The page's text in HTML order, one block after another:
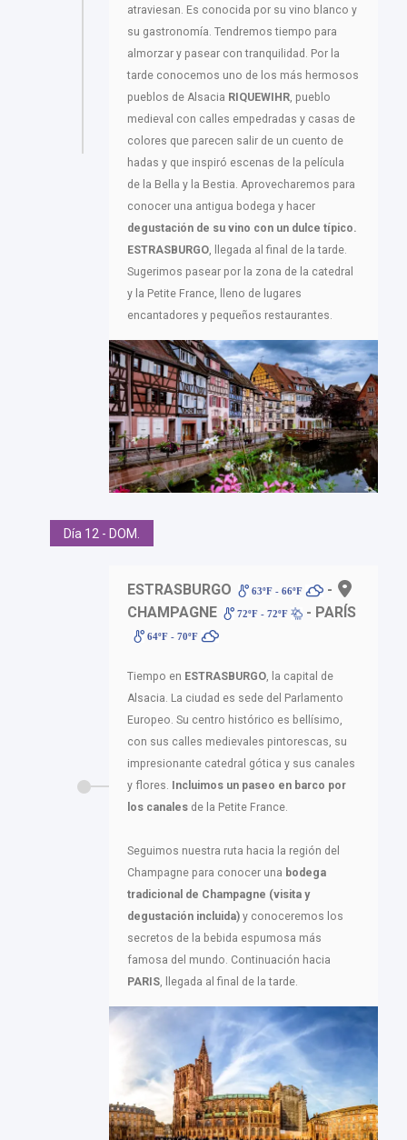
atraviesan. Es conocida por su vino blanco y
su gastronomía. Tendremos tiempo para
almorzar y pasear con tranquilidad. Por la
tarde conocemos uno de los más hermosos
pueblos de Alsacia RIQUEWIHR , pueblo
medieval con calles empedradas y casas de
colores que parecen salir de un cuento de
hadas y que inspiró escenas de la película
de la Bella y la Bestia. Aprovecharemos para
conocer una antigua bodega y hacer
degustación de su vino con un dulce típico.
ESTRASBURGO , llegada al final de la tarde.
Sugerimos pasear por la zona de la catedral
y la Petite France, lleno de lugares
encantadores y pequeños restaurantes.
Día 12 - DOM.
ESTRASBURGO 63ºF - 66ºF
-
CHAMPAGNE
72ºF - 72ºF - PARÍS
64ºF - 70ºF
Tiempo en ESTRASBURGO , la capital de
Alsacia. La ciudad es sede del Parlamento
Europeo. Su centro histórico es bellísimo,
con sus calles medievales pintorescas, su
impresionante catedral gótica y sus canales
y flores. Incluimos un paseo en barco por
los canales de la Petite France.
Seguimos nuestra ruta hacia la región del
Champagne para conocer una bodega
tradicional de Champagne (visita y
degustación incluida) y conoceremos los
secretos de la bebida espumosa más
famosa del mundo. Continuación hacia
PARIS , llegada al final de la tarde.